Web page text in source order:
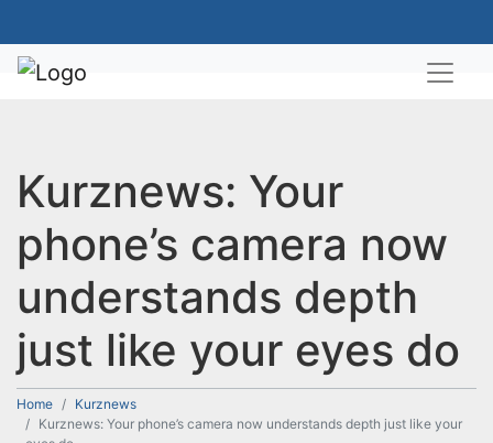
Kurznews: Your
phone’s camera now
understands depth
just like your eyes do
Home
Kurznews
Kurznews: Your phone’s camera now understands depth just like your